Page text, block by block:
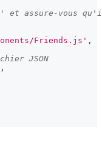
assure-vous
Friends.js' ,
JSON
,